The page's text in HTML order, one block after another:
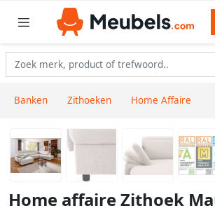
Banken Zithoeken Home Affaire
Home affaire Zithoek